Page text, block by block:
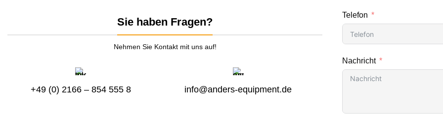
Sie haben Fragen?
Nehmen Sie Kontakt mit uns auf!
+49 (0) 2166 – 854 555 8 info@anders-equipment.de
Telefon
Nachricht